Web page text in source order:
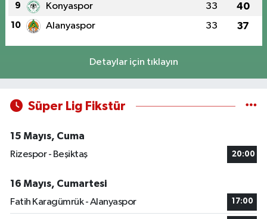
9 Konyaspor 33 40
10 Alanyaspor 33 37
Detaylar için tıklayın
Süper Lig Fikstür
15 Mayıs, Cuma
Rizespor - Beşiktaş
20:00
16 Mayıs, Cumartesi
Fatih Karagümrük - Alanyaspor
17:00